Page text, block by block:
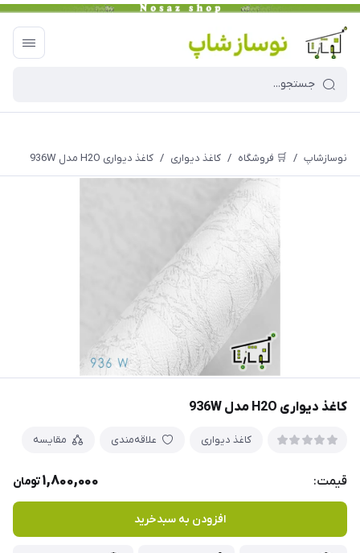
نوسازشاپ / 🛒 فروشگاه / کاغذ دیواری / کاغذ دیواری H2O مدل 936W
کاغذ دیواری H2O مدل 936W
کاغذ دیواری علاقه‌مندی مقایسه
قیمت: 1,800,000تومان
افزودن به سبدخرید